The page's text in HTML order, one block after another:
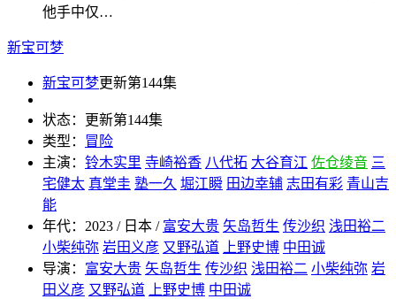
他手中仅…
新宝可梦
新宝可梦更新第144集
状态：
更新第144集
类型： 冒险
主演： 铃木实里 寺崎裕香 八代拓 大谷育江 佐仓绫音 三
宅健太 真堂圭 塾一久 堀江瞬 田边幸辅 志田有彩 青山吉
能
年代： 2023 / 日本 / 富安大贵 矢岛哲生 传沙织 浅田裕二
小柴纯弥 岩田义彦 又野弘道 上野史博 中田诚
导演： 富安大贵 矢岛哲生 传沙织 浅田裕二 小柴纯弥 岩
田义彦 又野弘道 上野史博 中田诚